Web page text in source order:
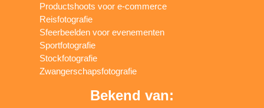
Productshoots voor e-commerce
Reisfotografie
Sfeerbeelden voor evenementen
Sportfotografie
Stockfotografie
Zwangerschapsfotografie
Bekend van: